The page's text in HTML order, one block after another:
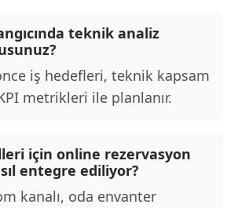
teknik analiz
iş hedefleri, teknik kapsam
metrikleri ile planlanır.
için online rezervasyon
entegre ediliyor?
kanalı, oda envanter